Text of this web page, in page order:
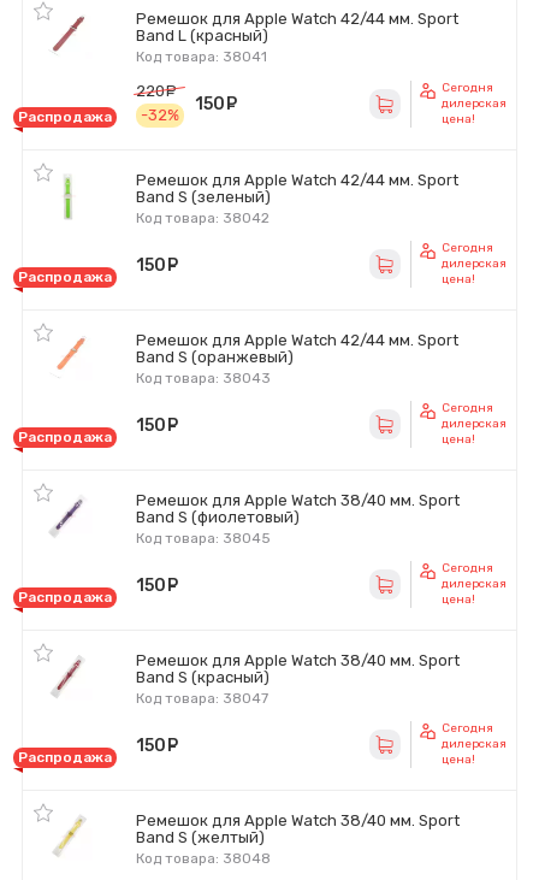
Ремешок для Apple Watch 42/44 мм. Sport
Band L (красный)
Код товара: 38041
Распродажа
220
-32%
150
Сегодня
дилерская
цена!
Ремешок для Apple Watch 42/44 мм. Sport
Band S (зеленый)
Код товара: 38042
Распродажа
150
Сегодня
дилерская
цена!
Ремешок для Apple Watch 42/44 мм. Sport
Band S (оранжевый)
Код товара: 38043
Распродажа
150
Сегодня
дилерская
цена!
Ремешок для Apple Watch 38/40 мм. Sport
Band S (фиолетовый)
Код товара: 38045
Распродажа
150
Сегодня
дилерская
цена!
Ремешок для Apple Watch 38/40 мм. Sport
Band S (красный)
Код товара: 38047
Распродажа
150
Сегодня
дилерская
цена!
Ремешок для Apple Watch 38/40 мм. Sport
Band S (желтый)
Код товара: 38048